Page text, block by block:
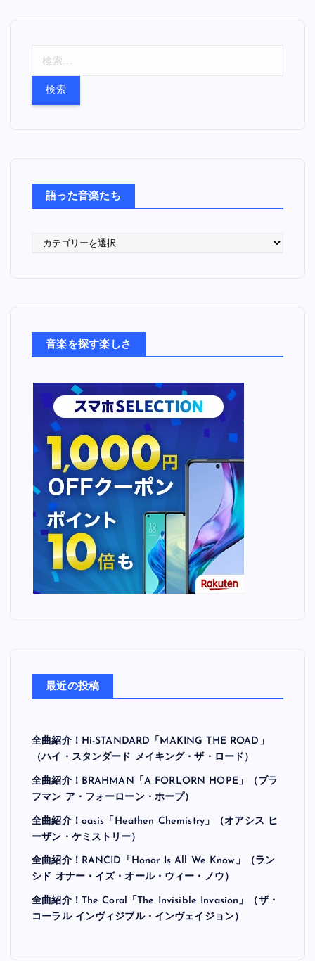
語った音楽たち
音楽を探す楽しさ
最近の投稿
全曲紹介！Hi-STANDARD「MAKING THE ROAD」
（ハイ・スタンダード メイキング・ザ・ロード）
全曲紹介！BRAHMAN「A FORLORN HOPE」（ブラ
フマン ア・フォーローン・ホープ）
全曲紹介！oasis「Heathen Chemistry」（オアシス ヒ
ーザン・ケミストリー）
全曲紹介！RANCID「Honor Is All We Know」（ラン
シド オナー・イズ・オール・ウィー・ノウ）
全曲紹介！The Coral「The Invisible Invasion」（ザ・
コーラル インヴィジブル・インヴェイジョン）